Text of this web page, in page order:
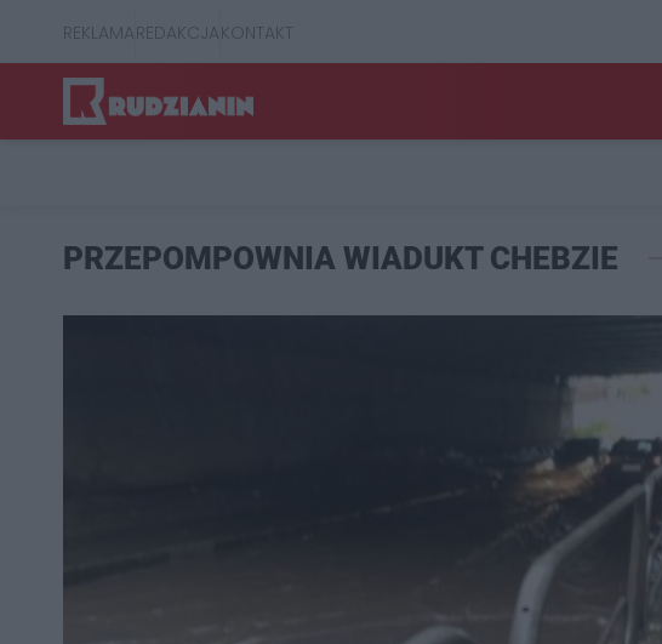
REKLAMAREDAKCJAKONTAKT
PRZEPOMPOWNIA WIADUKT CHEBZIE